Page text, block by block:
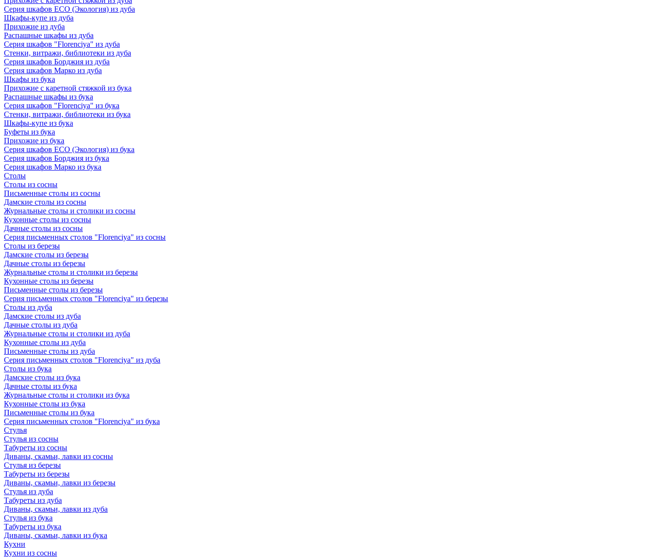
Серия шкафов ECO (Экология) из дуба
Шкафы-купе из дуба
Прихожие из дуба
Распашные шкафы из дуба
Серия шкафов "Florenciya" из дуба
Стенки, витражи, библиотеки из дуба
Серия шкафов Борджия из дуба
Серия шкафов Марко из дуба
Шкафы из бука
Прихожие с каретной стяжкой из бука
Распашные шкафы из бука
Серия шкафов "Florenciya" из бука
Стенки, витражи, библиотеки из бука
Шкафы-купе из бука
Буфеты из бука
Прихожие из бука
Серия шкафов ECO (Экология) из бука
Серия шкафов Борджия из бука
Серия шкафов Марко из бука
Столы
Столы из сосны
Письменные столы из сосны
Дамские столы из сосны
Журнальные столы и столики из сосны
Кухонные столы из сосны
Дачные столы из сосны
Серия письменных столов "Florenciya" из сосны
Столы из березы
Дамские столы из березы
Дачные столы из березы
Журнальные столы и столики из березы
Кухонные столы из березы
Письменные столы из березы
Серия письменных столов "Florenciya" из березы
Столы из дуба
Дамские столы из дуба
Дачные столы из дуба
Журнальные столы и столики из дуба
Кухонные столы из дуба
Письменные столы из дуба
Серия письменных столов "Florenciya" из дуба
Столы из бука
Дамские столы из бука
Дачные столы из бука
Журнальные столы и столики из бука
Кухонные столы из бука
Письменные столы из бука
Серия письменных столов "Florenciya" из бука
Стулья
Стулья из сосны
Табуреты из сосны
Диваны, скамьи, лавки из сосны
Стулья из березы
Табуреты из березы
Диваны, скамьи, лавки из березы
Стулья из дуба
Табуреты из дуба
Диваны, скамьи, лавки из дуба
Стулья из бука
Табуреты из бука
Диваны, скамьи, лавки из бука
Кухни
Кухни из сосны